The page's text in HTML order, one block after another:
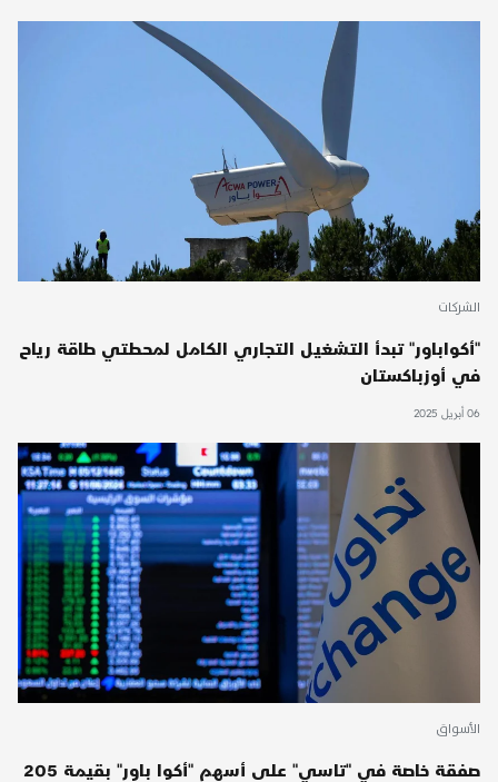
الشركات
"أكواباور" تبدأ التشغيل التجاري الكامل لمحطتي طاقة رياح
في أوزباكستان
06 أبريل 2025
الأسواق
صفقة خاصة في "تاسي" على أسهم "أكوا باور" بقيمة 205